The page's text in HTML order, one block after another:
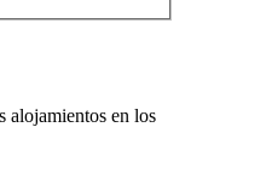
alojamientos en los